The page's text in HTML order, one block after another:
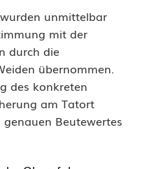
unmittelbar
mit der
durch die
übernommen.
des konkreten
am Tatort
Beutewertes